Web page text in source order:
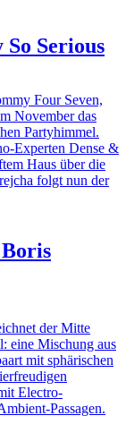
Serious
Four Seven,
November das
Partyhimmel.
Experten Dense &
Haus über die
folgt nun der
der Mitte
eine Mischung aus
mit sphärischen
Electro-
Passagen.